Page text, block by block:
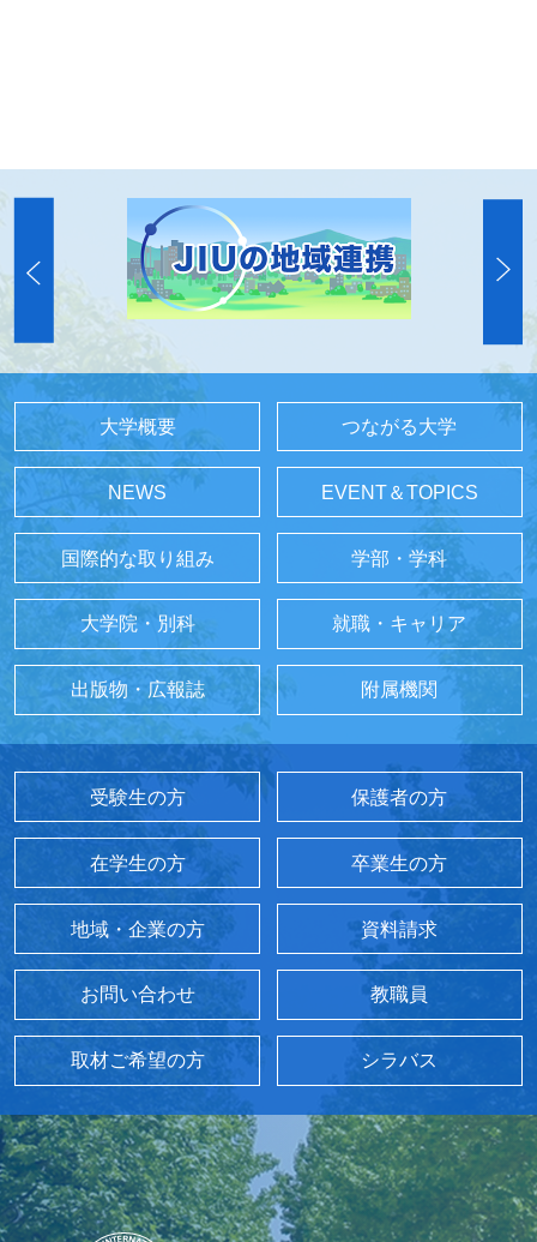
大学概要 つながる大学
NEWS EVENT＆TOPICS
国際的な取り組み 学部・学科
大学院・別科 就職・キャリア
出版物・広報誌 附属機関
受験生の方 保護者の方
在学生の方 卒業生の方
地域・企業の方 資料請求
お問い合わせ 教職員
取材ご希望の方 シラバス